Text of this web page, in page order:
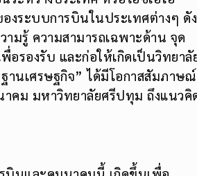
ะหว่างประเทศ หรือไอซีเอโอ
ระบบการบินในประเทศต่างๆ ดัง
รู้ ความสามารถเฉพาะด้าน จุด
รองรับ และก่อให้เกิดเป็นวิทยาลัย
นเศรษฐกิจ” ได้มีโอกาสสัมภาษณ์
คม มหาวิทยาลัยศรีปทุม ถึงแนวคิด